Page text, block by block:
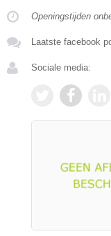
Openingstijden
Laatste facebook
Sociale media: